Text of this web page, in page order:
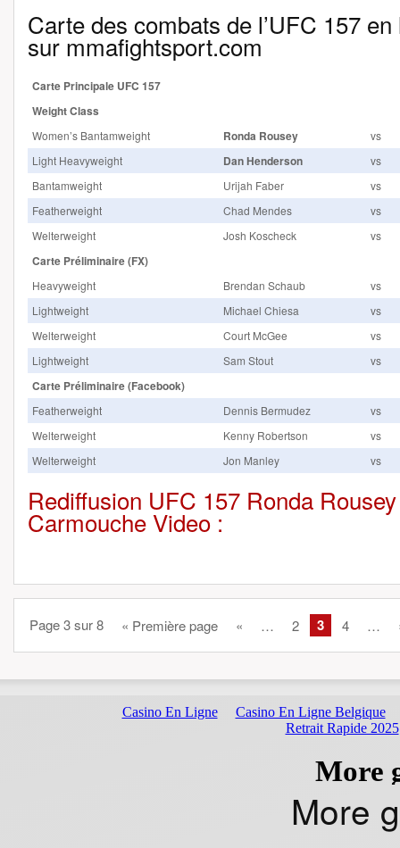
Carte des combats de l’UFC 157 en
sur mmafightsport.com
Carte Principale UFC 157
Weight Class
Women’s Bantamweight Ronda Rousey
vs
Light Heavyweight
Dan Henderson
vs
Bantamweight
Urijah Faber
vs
Featherweight
Chad Mendes
vs
Welterweight
Josh Koscheck vs
Carte Préliminaire (FX)
Heavyweight Brendan Schaub
vs
Lightweight
Michael Chiesa
vs
Welterweight
Court McGee
vs
Lightweight
Sam Stout vs
Carte Préliminaire (Facebook)
Featherweight Dennis Bermudez
vs
Welterweight
Kenny Robertson
vs
Welterweight
Jon Manley vs
Rediffusion UFC 157 Ronda
Carmouche Video :
Page 3 sur 8 « Première page « … 2 3 4 …
More